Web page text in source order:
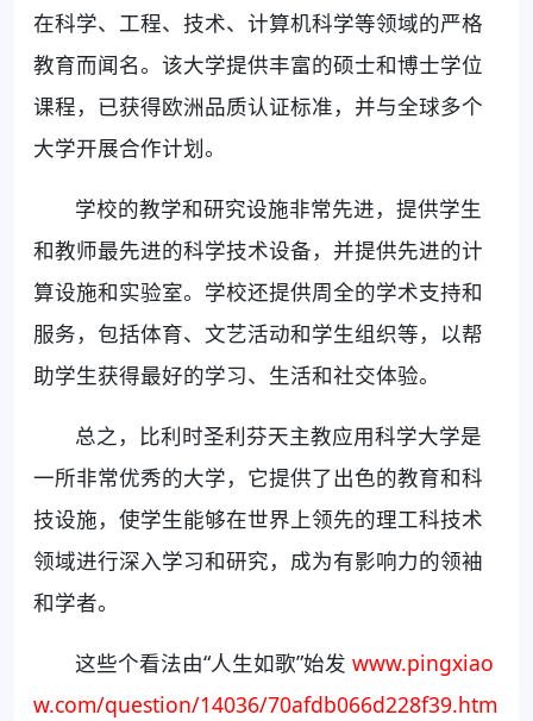
在科学、工程、技术、计算机科学等领域的严格
教育而闻名。该大学提供丰富的硕士和博士学位
课程，已获得欧洲品质认证标准，并与全球多个
大学开展合作计划。
学校的教学和研究设施非常先进，提供学生
和教师最先进的科学技术设备，并提供先进的计
算设施和实验室。学校还提供周全的学术支持和
服务，包括体育、文艺活动和学生组织等，以帮
助学生获得最好的学习、生活和社交体验。
总之，比利时圣利芬天主教应用科学大学是
一所非常优秀的大学，它提供了出色的教育和科
技设施，使学生能够在世界上领先的理工科技术
领域进行深入学习和研究，成为有影响力的领袖
和学者。
这些个看法由“人生如歌”始发www.pingxiao
w.com/question/14036/70afdb066d228f39.htm